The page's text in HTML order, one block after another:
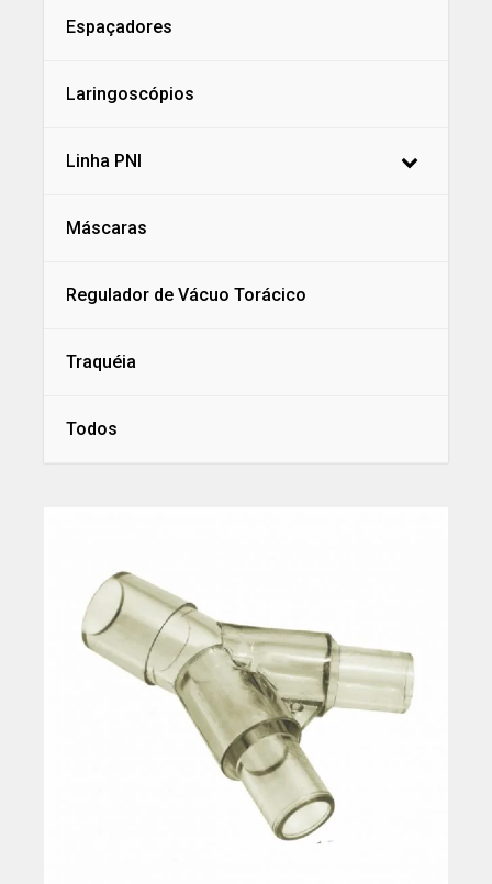
Espaçadores
Laringoscópios
Linha PNI
Máscaras
Regulador de Vácuo Torácico
Traquéia
Todos